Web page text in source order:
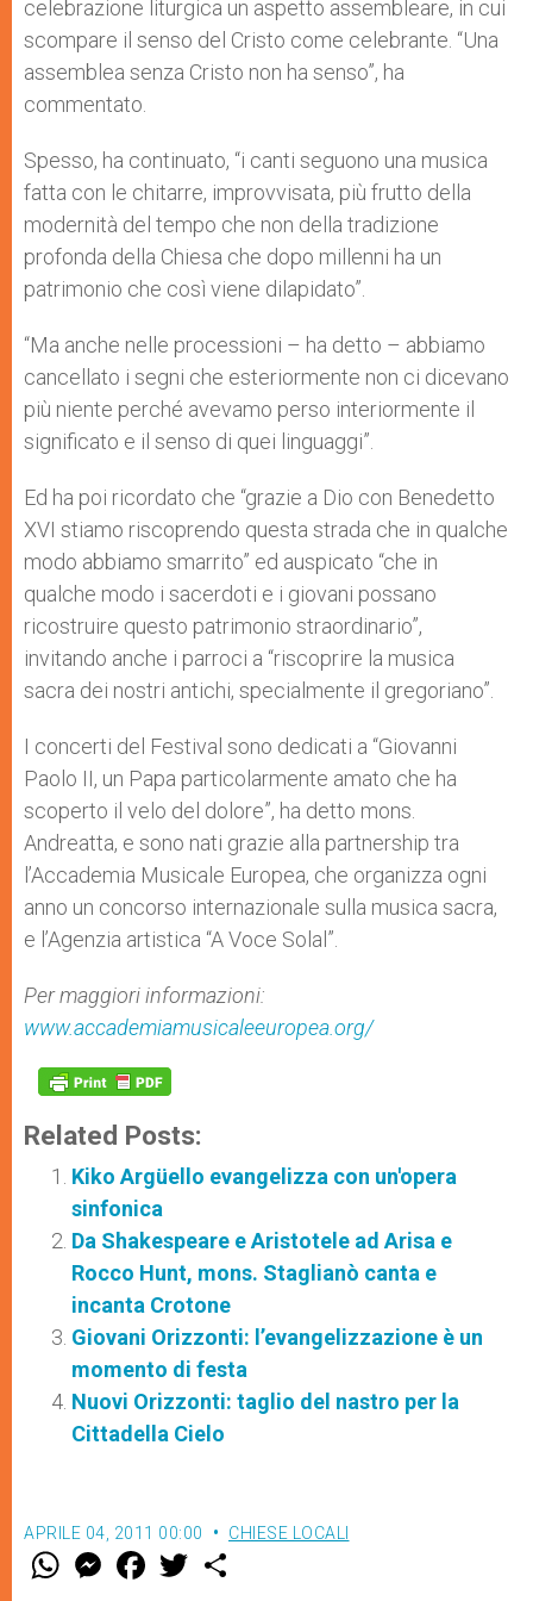
celebrazione liturgica un aspetto assembleare, in cui
scompare il senso del Cristo come celebrante. “Una
assemblea senza Cristo non ha senso”, ha
commentato.
Spesso, ha continuato, “i canti seguono una musica
fatta con le chitarre, improvvisata, più frutto della
modernità del tempo che non della tradizione
profonda della Chiesa che dopo millenni ha un
patrimonio che così viene dilapidato”.
“Ma anche nelle processioni – ha detto – abbiamo
cancellato i segni che esteriormente non ci dicevano
più niente perché avevamo perso interiormente il
significato e il senso di quei linguaggi”.
Ed ha poi ricordato che “grazie a Dio con Benedetto
XVI stiamo riscoprendo questa strada che in qualche
modo abbiamo smarrito” ed auspicato “che in
qualche modo i sacerdoti e i giovani possano
ricostruire questo patrimonio straordinario”,
invitando anche i parroci a “riscoprire la musica
sacra dei nostri antichi, specialmente il gregoriano”.
I concerti del Festival sono dedicati a “Giovanni
Paolo II, un Papa particolarmente amato che ha
scoperto il velo del dolore”, ha detto mons.
Andreatta, e sono nati grazie alla partnership tra
l’Accademia Musicale Europea, che organizza ogni
anno un concorso internazionale sulla musica sacra,
e l’Agenzia artistica “A Voce Solal”.
Per maggiori informazioni:
www.accademiamusicaleeuropea.org/
Related Posts:
Kiko Argüello evangelizza con un'opera
sinfonica
Da Shakespeare e Aristotele ad Arisa e
Rocco Hunt, mons. Staglianò canta e
incanta Crotone
Giovani Orizzonti: l’evangelizzazione è un
momento di festa
Nuovi Orizzonti: taglio del nastro per la
Cittadella Cielo
APRILE 04, 2011 00:00 CHIESE LOCALI
W M
e
F
a w